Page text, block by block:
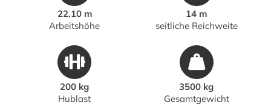
22.10 m
Arbeitshöhe
200 kg
Hublast
14 m
seitliche Reichweite
3500 kg
Gesamtgewicht